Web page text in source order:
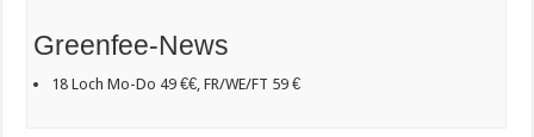
Greenfee-News
18 Loch Mo-Do 49 €€, FR/WE/FT 59 €